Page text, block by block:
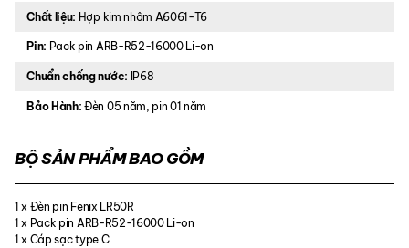
Chất liệu: Hợp kim nhôm A6061-T6
Pin: Pack pin ARB-R52-16000 Li-on
Chuẩn chống nước: IP68
Bảo Hành:Đèn 05 năm, pin 01 năm
BỘ SẢN PHẨM BAO GỒM
1 x Đèn pin Fenix LR50R
1 x Pack pin ARB-R52-16000 Li-on
1 x Cáp sạc type C